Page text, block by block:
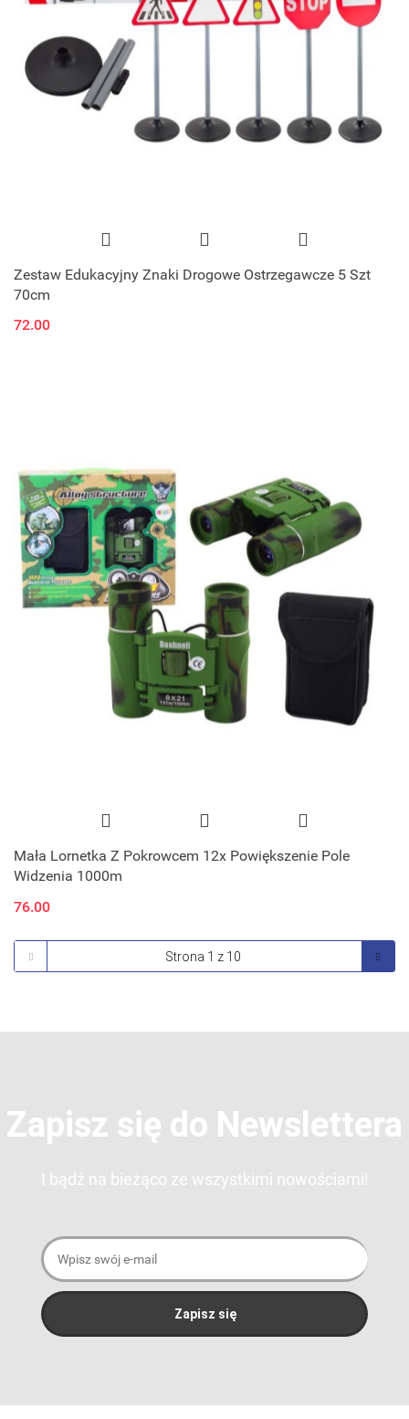
Zestaw Edukacyjny Znaki Drogowe Ostrzegawcze 5 Szt
70cm
72.00
Mała Lornetka Z Pokrowcem 12x Powiększenie Pole
Widzenia 1000m
76.00
Zapisz się do Newslettera
I bądź na bieżąco ze wszystkimi nowościami!